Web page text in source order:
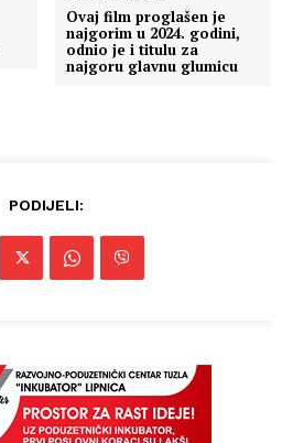
Ovaj film proglašen je
najgorim u 2024. godini,
odnio je i titulu za
najgoru glavnu glumicu
PODIJELI: